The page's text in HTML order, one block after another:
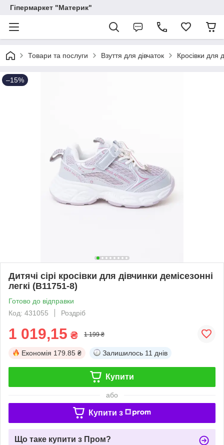
Гіпермаркет "Материк"
Товари та послуги Взуття для дівчаток Кросівки для
–15%
Дитячі сірі кросівки для дівчинки демісезонні
легкі (B11751-8)
Готово до відправки
Код: 431055
Роздріб
1 019,15 ₴ 1 199 ₴
Економія 179.85 ₴ Залишилось 11 днів
Купити
або
Купити з
Що таке купити з Пром?